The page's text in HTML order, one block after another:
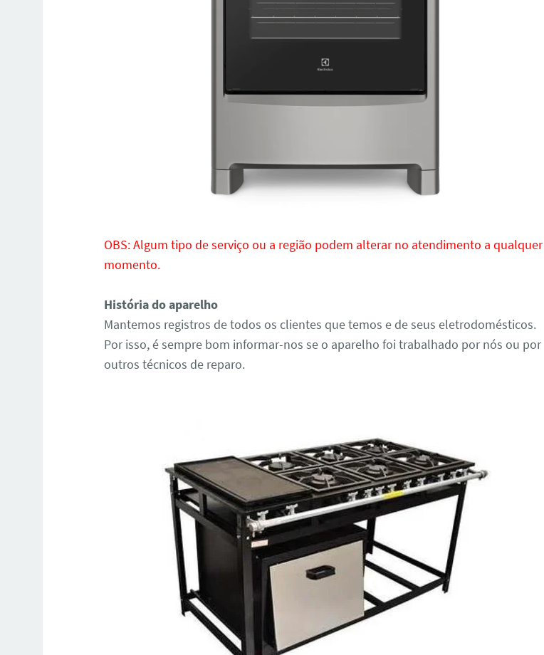
OBS: Algum tipo de serviço ou a região podem alterar no atendimento a qualquer
momento.
História do aparelho
Mantemos registros de todos os clientes que temos e de seus eletrodomésticos.
Por isso, é sempre bom informar-nos se o aparelho foi trabalhado por nós ou por
outros técnicos de reparo.